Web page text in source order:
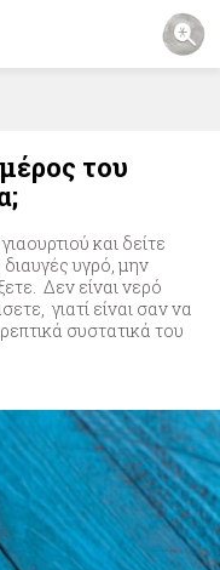
του
και δείτε
υγρό, μην
Δεν είναι νερό
γιατί είναι σαν να
συστατικά του